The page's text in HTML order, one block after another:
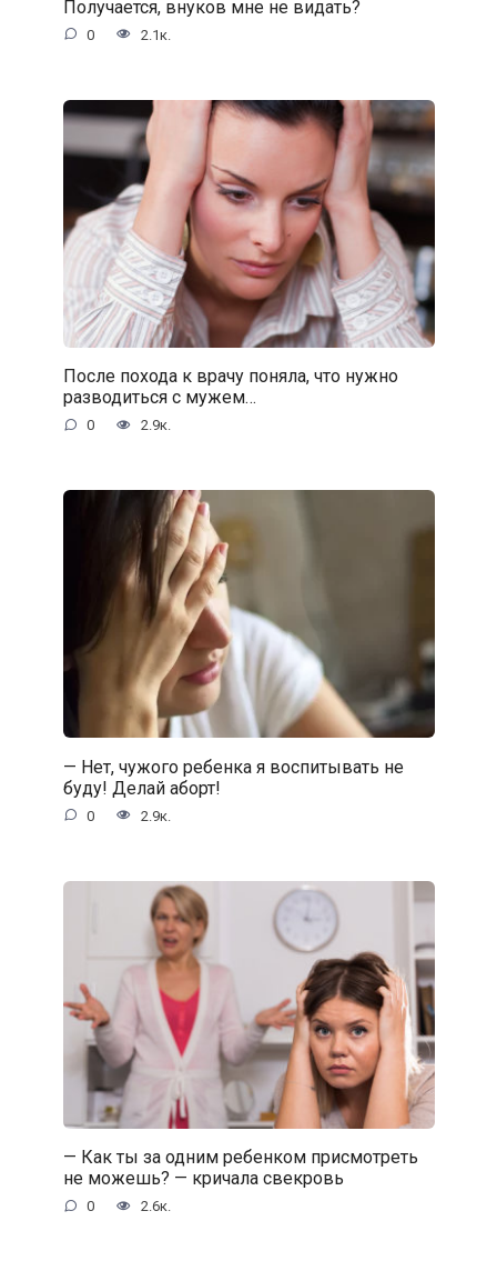
Получается, внуков мне не видать?
0 2.1к.
После похода к врачу поняла, что нужно
разводиться с мужем…
0 2.9к.
— Нет, чужого ребенка я воспитывать не
буду! Делай аборт!
0 2.9к.
— Как ты за одним ребенком присмотреть
не можешь? — кричала свекровь
0 2.6к.